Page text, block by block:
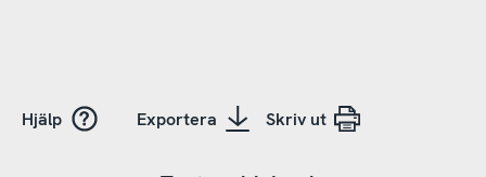
Hjälp Exportera Skriv ut